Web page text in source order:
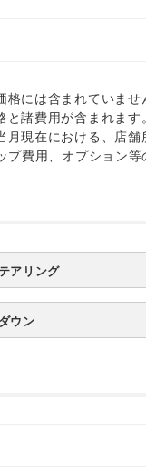
格には含まれていま
と諸費用が含まれます
月現在における、店
プ費用、オプション
アリング
ウン